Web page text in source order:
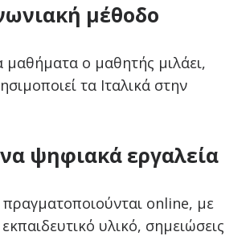
μέθοδο
ο μαθητής μιλάει,
τα Ιταλικά στην
ψηφιακά εργαλεία
online, με
υλικό, σημειώσεις